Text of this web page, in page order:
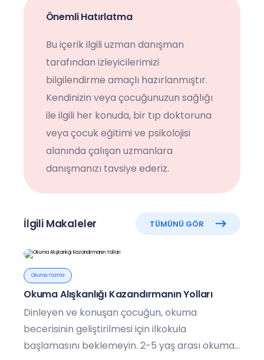
Önemli Hatırlatma
Bu içerik ilgili uzman danışman
tarafından izleyicilerimizi
bilgilendirme amaçlı hazırlanmıştır.
Kendinizin veya çocuğunuzun sağlığı
ile ilgili her konuda, bir tıp doktoruna
veya çocuk eğitimi ve psikolojisi
alanında çalışan uzmanlara
danışmanızı tavsiye ederiz.
İlgili Makaleler TÜMÜNÜ GÖR
Okuma Yazma
Okuma Alışkanlığı Kazandırmanın Yolları
Dinleyen ve konuşan çocuğun, okuma
becerisinin geliştirilmesi için ilkokula
başlamasını beklemeyin. 2-5 yaş arası okuma